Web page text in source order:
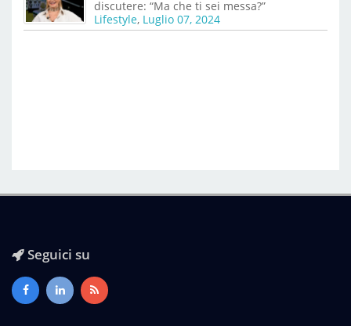
discutere: “Ma che ti sei messa?”
Lifestyle, Luglio 07, 2024
Seguici su